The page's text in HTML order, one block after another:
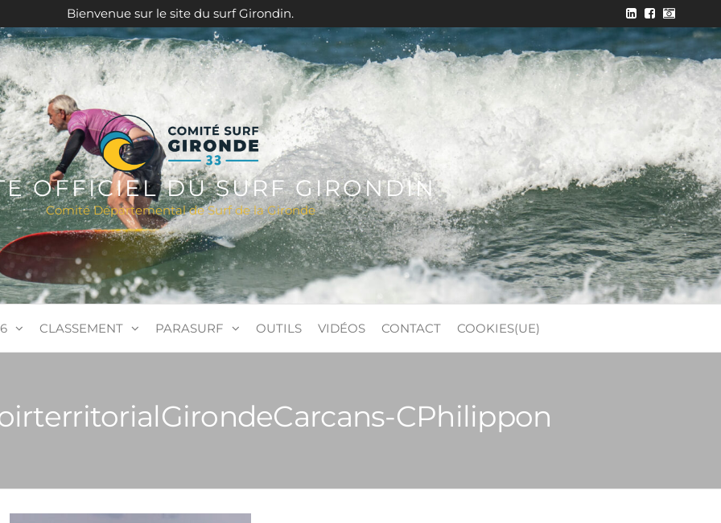
Bienvenue sur le site du surf Girondin.
OFFICIEL DU SURF GIRONDIN
Comité Départemental de Surf de la Gironde
CLASSEMENT PARASURF OUTILS VIDÉOS CONTACT COOKIES(UE)
CPhilippon